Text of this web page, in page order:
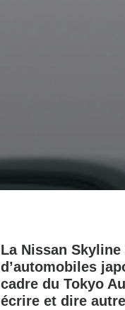
La Nissan
d’automobiles
cadre du Tokyo
écrire et dire